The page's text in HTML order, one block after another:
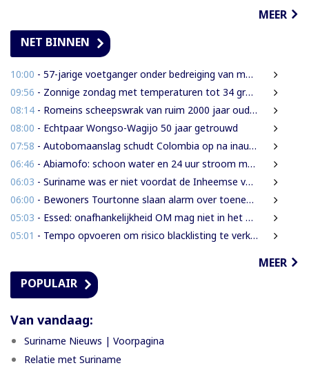
MEER
NET BINNEN
10:00 - 57-jarige voetganger onder bedreiging van mes beroofd van mobiele telefoon
09:56 - Zonnige zondag met temperaturen tot 34 graden
08:14 - Romeins scheepswrak van ruim 2000 jaar oud ontdekt bij Sicilië
08:00 - Echtpaar Wongso-Wagijo 50 jaar getrouwd
07:58 - Autobomaanslag schudt Colombia op na inauguratie van hardline president
06:46 - Abiamofo: schoon water en 24 uur stroom moeten ook afgelegen dorpen bereiken
06:03 - Suriname was er niet voordat de Inheemse volken er waren
06:00 - Bewoners Tourtonne slaan alarm over toenemende prostitutie, drugshandel en overlast door vreemdelingen
05:03 - Essed: onafhankelijkheid OM mag niet in het gedrang komen
05:01 - Tempo opvoeren om risico blacklisting te verkleinen
MEER
POPULAIR
Van vandaag:
Suriname Nieuws | Voorpagina
Relatie met Suriname